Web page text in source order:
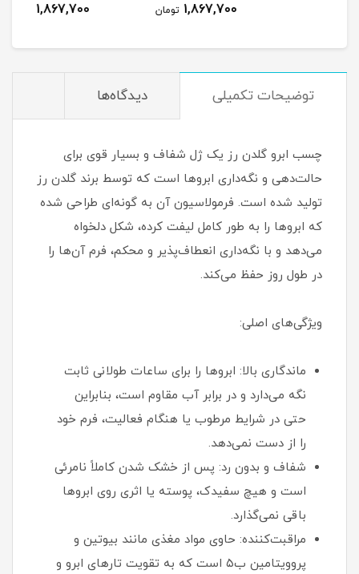
1,867,700 تومان 1,867,700 تومان
توضیحات تکمیلی دیدگاه‌ها
چسب ابرو گلدن رز یک ژل شفاف و بسیار قوی برای
حالت‌دهی و نگه‌داری ابروها است که توسط برند گلدن رز
تولید شده است. فرمولاسیون آن به گونه‌ای طراحی شده
که ابروها را به طور کامل لیفت کرده، شکل دلخواه
می‌دهد و با نگه‌داری انعطاف‌پذیر و محکم، فرم آن‌ها را
در طول روز حفظ می‌کند.
ویژگی‌های اصلی:
ماندگاری بالا: ابروها را برای ساعات طولانی ثابت
نگه می‌دارد و در برابر آب مقاوم است، بنابراین
حتی در شرایط مرطوب یا هنگام فعالیت، فرم خود
را از دست نمی‌دهد.
شفاف و بدون رد: پس از خشک شدن کاملاً نامرئی
است و هیچ سفیدک، پوسته یا اثری روی ابروها
باقی نمی‌گذارد.
مراقبت‌کننده: حاوی مواد مغذی مانند بیوتین و
پروویتامین ب۵ است که به تقویت تارهای ابرو و